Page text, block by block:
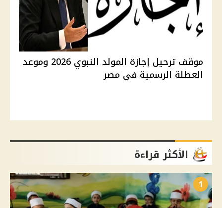
موقف ترحيل إجازة المولد النبوي 2026 وموعد
العطلة الرسمية في مصر
الأكثر قراءة
1